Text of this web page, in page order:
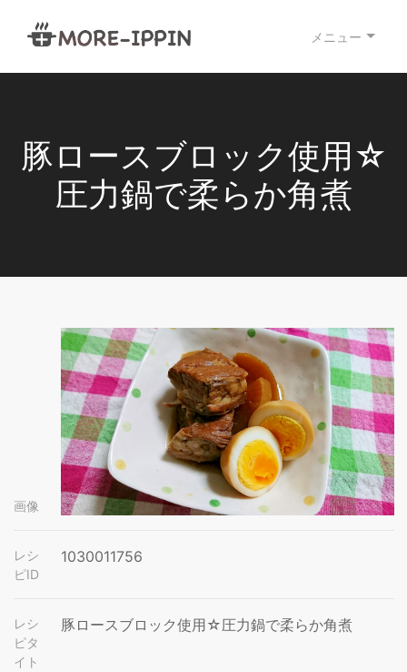
メニュー
豚ロースブロック使用☆
圧力鍋で柔らか角煮
画像
レシ
ピID
1030011756
レシ
ピタ
イト
豚ロースブロック使用☆圧力鍋で柔らか角煮